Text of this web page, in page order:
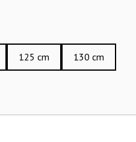
125 cm 130 cm